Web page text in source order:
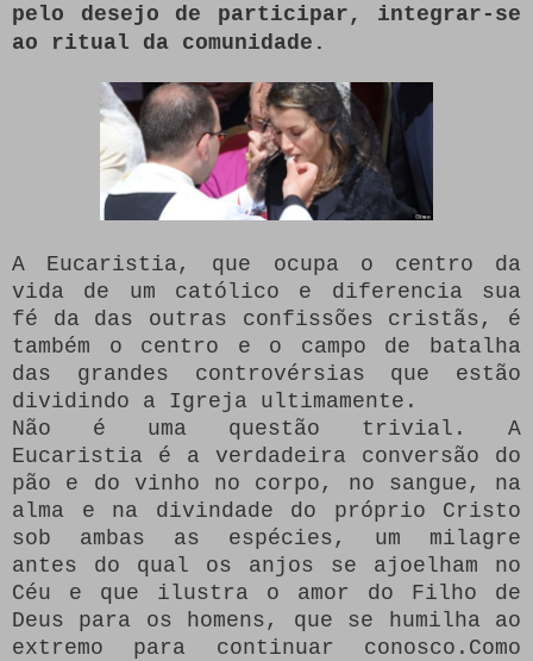
pelo desejo de participar, integrar-se
ao ritual da comunidade.
A Eucaristia, que ocupa o centro da
vida de um católico e diferencia sua
fé da das outras confissões cristãs, é
também o centro e o campo de batalha
das grandes controvérsias que estão
dividindo a Igreja ultimamente.
Não é uma questão trivial.
A
Eucaristia é a verdadeira conversão do
pão e do vinho no corpo, no sangue, na
alma e na divindade do próprio Cristo
sob ambas as espécies, um milagre
antes do qual os anjos se ajoelham no
Céu e que ilustra o amor do Filho de
Deus para os homens, que se humilha ao
extremo para continuar conosco. Como